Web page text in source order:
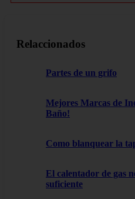
Relaccionados
Partes de un grifo
Mejores Marcas de
Baño!
Como blanquear la
El calentador de gas
suficiente